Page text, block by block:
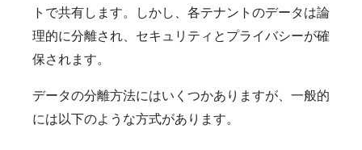
トで共有します。しかし、各テナントのデータは論
理的に分離され、セキュリティとプライバシーが確
保されます。
データの分離方法にはいくつかありますが、一般的
には以下のような方式があります。